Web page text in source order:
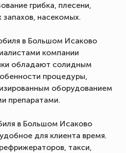
грибка, плесени,
запахов, насекомых.
в Большом Исаково
компании
обладают солидным
процедуры,
оборудованием
препаратами.
в Большом Исаково
для клиента время.
такси,